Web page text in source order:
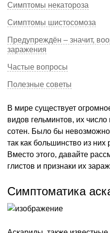
Симптомы некатороза
Симптомы шистосомоза
Предупреждён – значит,
заражения
Частые вопросы
Полезные советы
В мире существует
видов гельминтов, их
сотен. Было бы невозможно
так как большинство из них
Вместо этого, давайте
глистов и признаки их
Симптоматика